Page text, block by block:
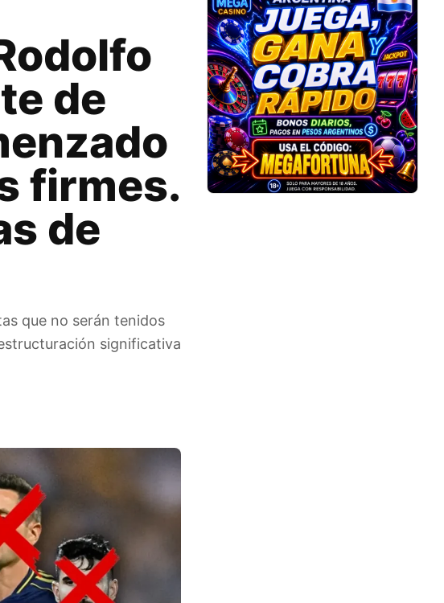
de
firmes.
de
que no serán tenidos
significativa